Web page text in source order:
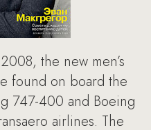
the new men’s
found on board the
747-400 and Boeing
airlines. The